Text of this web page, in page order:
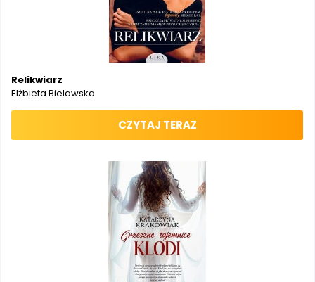
Relikwiarz
Elżbieta Bielawska
CZYTAJ TERAZ